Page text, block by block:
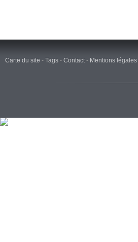
Carte du site - Tags - Contact - Mentions légales